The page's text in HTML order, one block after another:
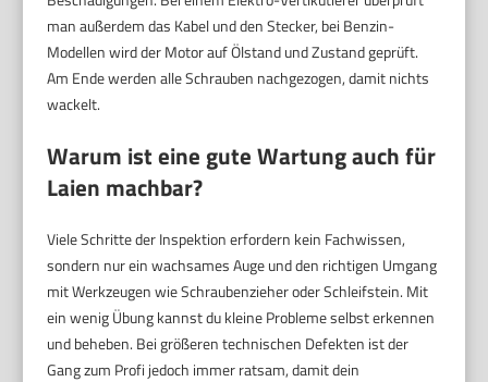
man außerdem das Kabel und den Stecker, bei Benzin-
Modellen wird der Motor auf Ölstand und Zustand geprüft.
Am Ende werden alle Schrauben nachgezogen, damit nichts
wackelt.
Warum ist eine gute Wartung auch für
Laien machbar?
Viele Schritte der Inspektion erfordern kein Fachwissen,
sondern nur ein wachsames Auge und den richtigen Umgang
mit Werkzeugen wie Schraubenzieher oder Schleifstein. Mit
ein wenig Übung kannst du kleine Probleme selbst erkennen
und beheben. Bei größeren technischen Defekten ist der
Gang zum Profi jedoch immer ratsam, damit dein